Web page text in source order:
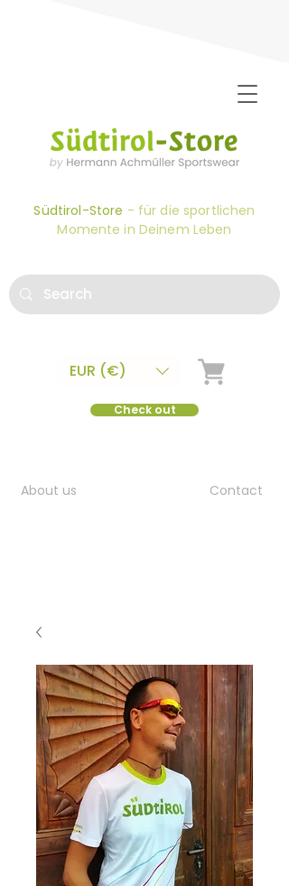
EUR (€)
Check out
About us Contact
Südtirol-Store - für die sportlichen
Momente in Deinem Leben